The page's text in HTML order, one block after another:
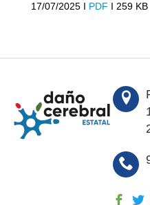
17/07/2025 I PDF I 259 KB